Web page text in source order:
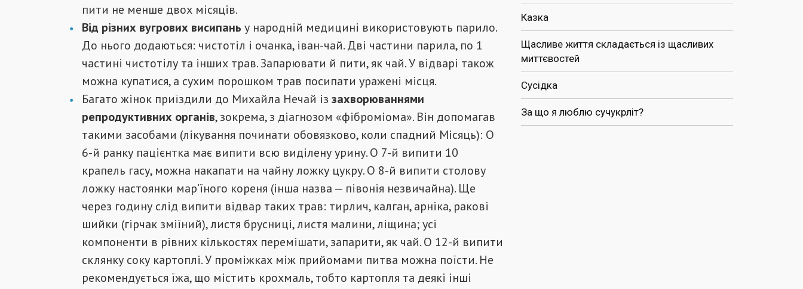
пити не менше двох місяців.
Від різних вугрових висипань у народній медицині використовують парило.
До нього додаються: чистотіл і очанка, іван-чай. Дві частини парила, по 1
частині чистотілу та інших трав. Запарювати й пити, як чай. У відварі також
можна купатися, а сухим порошком трав посипати уражені місця.
Багато жінок приїздили до Михайла Нечай із захворюваннями
репродуктивних органів, зокрема, з діагнозом «фіброміома». Він допомагав
такими засобами (лікування починати обовязково, коли спадний Місяць): О
6-й ранку пацієнтка має випити всю виділену урину. О 7-й випити 10
крапель гасу, можна накапати на чайну ложку цукру. О 8-й випити столову
ложку настоянки мар’їного кореня (інша назва — півонія незвичайна). Ще
через годину слід випити відвар таких трав: тирлич, калган, арніка, ракові
шийки (гірчак зміїний), листя брусниці, листя малини, ліщина; усі
компоненти в рівних кількостях перемішати, запарити, як чай. О 12-й випити
склянку соку картоплі. У проміжках між прийомами питва можна поїсти. Не
рекомендується їжа, що містить крохмаль, тобто картопля та деякі інші
Казка
Щасливе життя складається із щасливих
миттєвостей
Сусідка
За що я люблю сучукрліт?